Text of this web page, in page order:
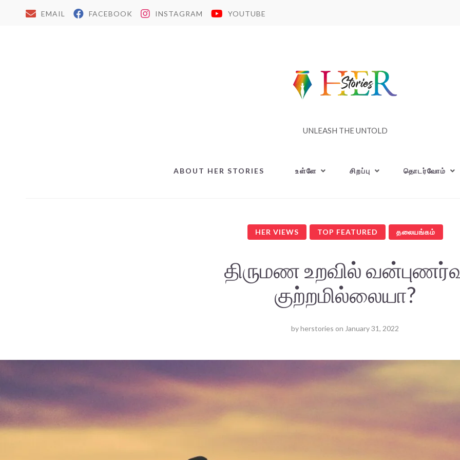
EMAIL FACEBOOK INSTAGRAM YOUTUBE
UNLEASH THE UNTOLD
ABOUT HER STORIES உள்ளே சிறப்பு தொடர்வோம்
HER VIEWS TOP FEATURED தலையங்கம்
திருமண உறவில்
குற்றமில்லையா?
byherstories on January 31, 2022